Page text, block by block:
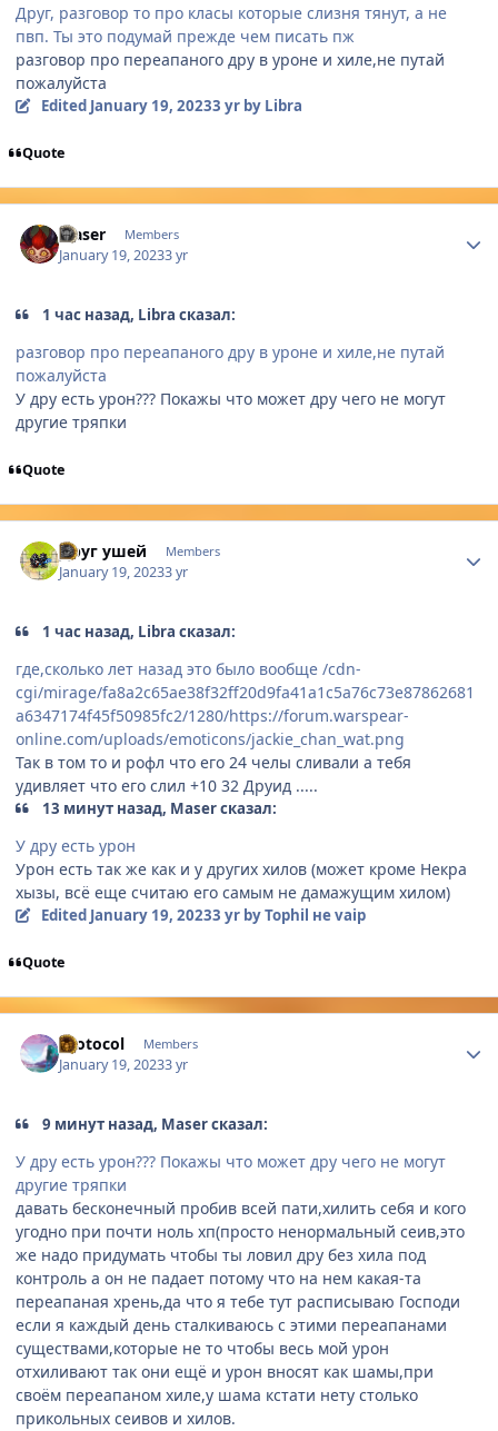
Друг, разговор то про класы которые слизня тянут, а не
пвп. Ты это подумай прежде чем писать пж
разговор про переапаного дру в уроне и хиле,не путай
пожалуйста
Edited January 19, 20233 yrby Libra
Quote
Maser Members
January 19, 20233 yr
1 час назад, Libra сказал:
разговор про переапаного дру в уроне и хиле,не путай
пожалуйста
У дру есть урон??? Покажы что может дру чего не могут
другие тряпки
Quote
Друг ушей Members
January 19, 20233 yr
1 час назад, Libra сказал:
где,сколько лет назад это было вообще /cdn-
cgi/mirage/fa8a2c65ae38f32ff20d9fa41a1c5a76c73e87862681
a6347174f45f50985fc2/1280/https://forum.warspear-
online.com/uploads/emoticons/jackie_chan_wat.png
Так в том то и рофл что его 24 челы сливали а тебя
удивляет что его слил +10 32 Друид .....
13 минут назад, Maser сказал:
У дру есть урон
Урон есть так же как и у других хилов (может кроме Некра
хызы, всё еще считаю его самым не дамажущим хилом)
Edited January 19, 20233 yrby Tophil не vaip
Quote
Protocol Members
January 19, 20233 yr
9 минут назад, Maser сказал:
У дру есть урон??? Покажы что может дру чего не могут
другие тряпки
давать бесконечный пробив всей пати,хилить себя и кого
угодно при почти ноль хп(просто ненормальный сеив,это
же надо придумать чтобы ты ловил дру без хила под
контроль а он не падает потому что на нем какая-та
переапаная хрень,да что я тебе тут расписываю Господи
если я каждый день сталкиваюсь с этими переапанами
существами,которые не то чтобы весь мой урон
отхиливают так они ещё и урон вносят как шамы,при
своём переапаном хиле,у шама кстати нету столько
прикольных сеивов и хилов.